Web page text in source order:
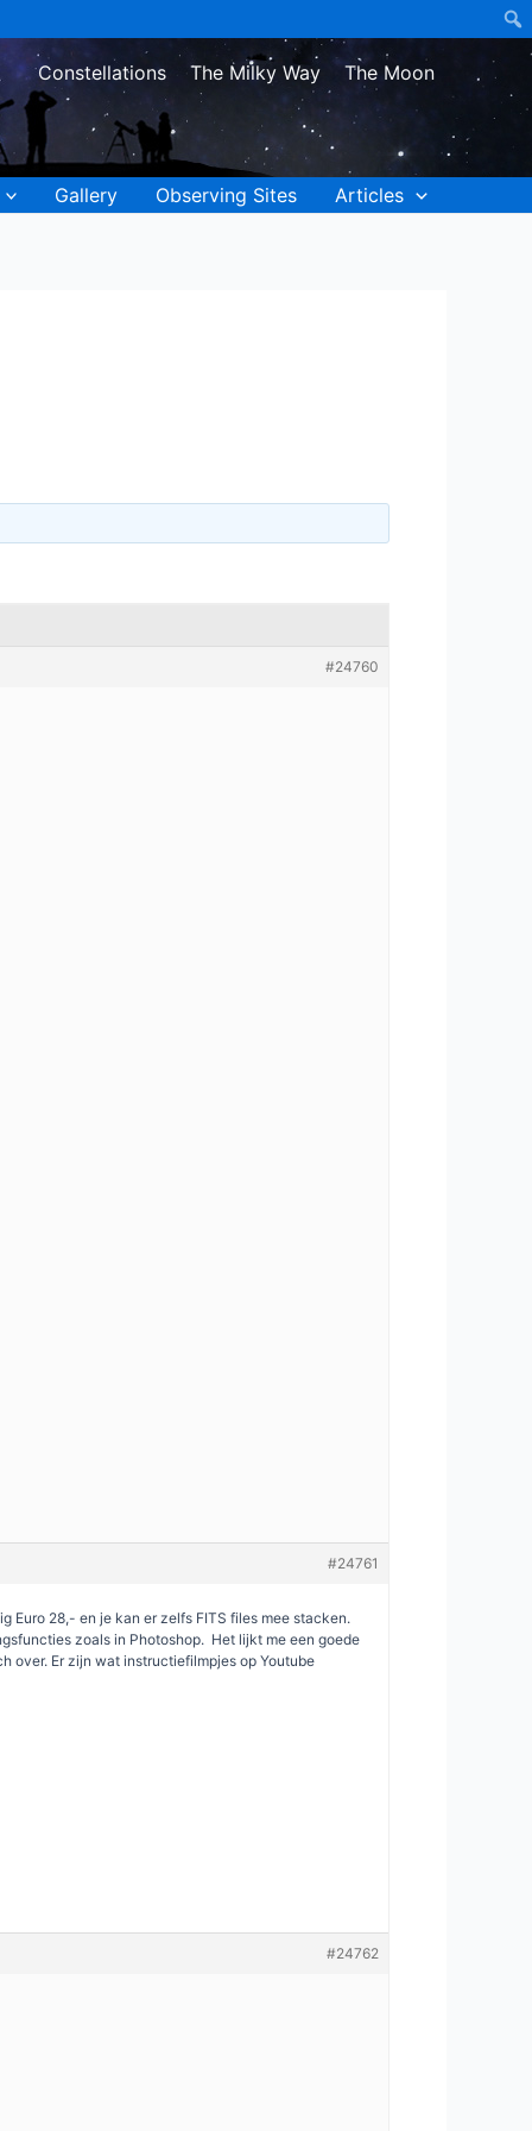
Constellations The Milky Way The Moon
Gallery Observing Sites Articles
#24760
#24761
28,- en je kan er zelfs FITS files mee stacken.
zoals in Photoshop. Het lijkt me een goede
over. Er zijn wat instructiefilmpjes op Youtube
#24762